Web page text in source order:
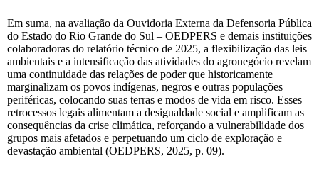
Em suma, na avaliação da Ouvidoria Externa da Defensoria Pública
do Estado do Rio Grande do Sul – OEDPERS e demais instituições
colaboradoras do relatório técnico de 2025, a flexibilização das leis
ambientais e a intensificação das atividades do agronegócio revelam
uma continuidade das relações de poder que historicamente
marginalizam os povos indígenas, negros e outras populações
periféricas, colocando suas terras e modos de vida em risco. Esses
retrocessos legais alimentam a desigualdade social e amplificam as
consequências da crise climática, reforçando a vulnerabilidade dos
grupos mais afetados e perpetuando um ciclo de exploração e
devastação ambiental (OEDPERS, 2025, p. 09).